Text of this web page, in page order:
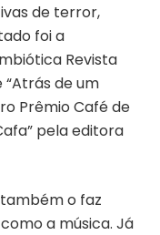
de terror,
foi a
Revista
“Atrás de um
Prêmio Café de
pela editora
o faz
a música. Já